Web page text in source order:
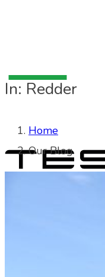
In: Redder
Home
Our Blog